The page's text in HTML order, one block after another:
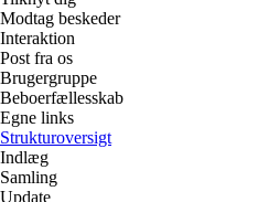
Modtag beskeder
Interaktion
Post fra os
Brugergruppe
Beboerfællesskab
Egne links
Strukturoversigt
Indlæg
Samling
Update